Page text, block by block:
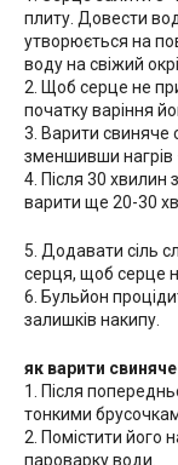
плиту. Довести
утворюється на
воду на свіжий
2. Щоб серце не
початку варіння
3. Варити свиняче
зменшивши нагрів
4. Після 30 хвилин
варити ще 20-30
5. Додавати сіль
серця, щоб серце
6. Бульйон
залишків накипу.
як варити
1. Після
тонкими
2. Помістити його
пароварку води.